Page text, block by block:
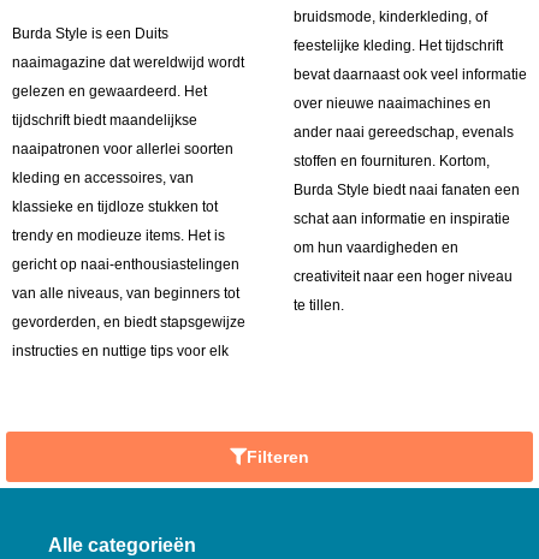
Burda Style is een Duits
naaimagazine dat wereldwijd wordt
gelezen en gewaardeerd. Het
tijdschrift biedt maandelijkse
naaipatronen voor allerlei soorten
kleding en accessoires, van
klassieke en tijdloze stukken tot
trendy en modieuze items. Het is
gericht op naai-enthousiastelingen
van alle niveaus, van beginners tot
gevorderden, en biedt stapsgewijze
instructies en nuttige tips voor elk
bruidsmode, kinderkleding, of
feestelijke kleding. Het tijdschrift
bevat daarnaast ook veel informatie
over nieuwe naaimachines en
ander naai gereedschap, evenals
stoffen en fournituren. Kortom,
Burda Style biedt naai fanaten een
schat aan informatie en inspiratie
om hun vaardigheden en
creativiteit naar een hoger niveau
te tillen.
Filteren
Alle categorieën